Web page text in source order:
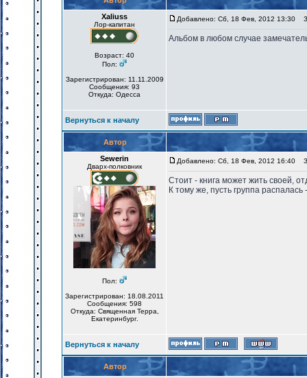
Xaliuss
Лор-капитан
Возраст: 40
Пол:
Зарегистрирован: 11.11.2009
Сообщения: 93
Откуда: Одесса
Добавлено: Сб, 18 Фев, 2012 13:30
Альбом в любом случае
Вернуться к началу
Автор
Sewerin
Дварх-полковник
Пол:
Зарегистрирован: 18.08.2011
Сообщения: 598
Откуда: Священная Терра,
Екатеринбург.
Добавлено: Сб, 18 Фев, 2012 16:40
Стоит - книга может жить своей,
К тому же, пусть группа распалась
Вернуться к началу
Автор